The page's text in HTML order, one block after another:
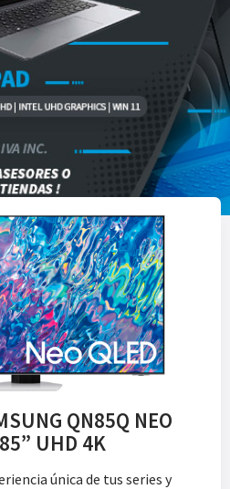
QN85Q NEO
UHD 4K
única de tus series y